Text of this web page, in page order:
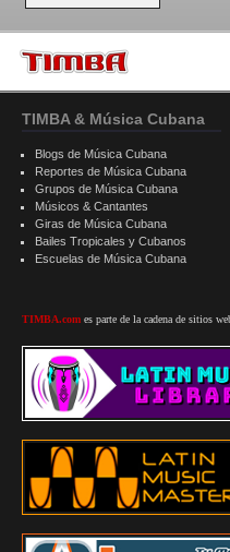
TIMBA & Música Cubana
Blogs de Música Cubana
Reportes de Música Cubana
Grupos de Música Cubana
Músicos & Cantantes
Giras de Música Cubana
Bailes Tropicales y Cubanos
Escuelas de Música Cubana
TIMBA.com es parte de la cadena de sitios